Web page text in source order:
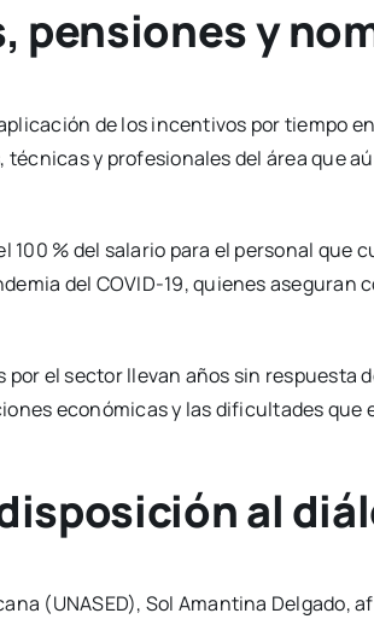
pensiones y
de los incentivos por tiempo
y profesionales del área que
100 % del salario para el personal que
del COVID-19, quienes
el sector llevan años sin
económicas y las dificultades
al
(UNASED), Sol Amantina Delgado,